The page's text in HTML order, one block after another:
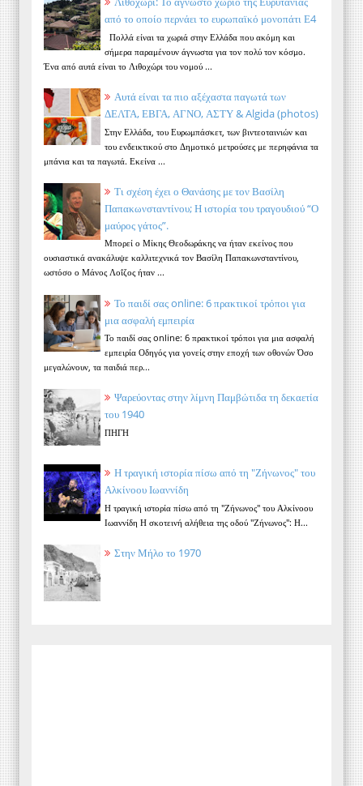
από το οποίο περνάει το ευρωπαϊκό μονοπάτι Ε4
Πολλά είναι τα χωριά στην Ελλάδα που ακόμη και
σήμερα παραμένουν άγνωστα για τον πολύ τον κόσμο.
Ένα από αυτά είναι το Λιθοχώρι του νομού ...
Αυτά είναι τα πιο αξέχαστα παγωτά των
ΔΕΛΤΑ, ΕΒΓΑ, ΑΓΝΟ, ΑΣΤΥ & Algida (photos)
Στην Ελλάδα, του Ευρωμπάσκετ, των βιντεοταινιών και
του ενδεικτικού στο Δημοτικό μετρούσες με περηφάνια τα
μπάνια και τα παγωτά. Εκείνα ...
Τι σχέση έχει ο Θανάσης με τον Βασίλη
Παπακωνσταντίνου; Η ιστορία του τραγουδιού “Ο
μαύρος γάτος”.
Μπορεί ο Μίκης Θεοδωράκης να ήταν εκείνος που
ουσιαστικά ανακάλυψε καλλιτεχνικά τον Βασίλη Παπακωνσταντίνου,
ωστόσο ο Μάνος Λοΐζος ήταν ...
Το παιδί σας online: 6 πρακτικοί τρόποι για
μια ασφαλή εμπειρία
Το παιδί σας online: 6 πρακτικοί τρόποι για μια ασφαλή
εμπειρία Οδηγός για γονείς στην εποχή των οθονών Όσο
μεγαλώνουν, τα παιδιά περ...
Ψαρεύοντας στην λίμνη Παμβώτιδα τη δεκαετία
του 1940
ΠΗΓΗ
Η τραγική ιστορία πίσω από τη "Ζήνωνος" του
Αλκίνοου Ιωαννίδη
Η τραγική ιστορία πίσω από τη "Ζήνωνος" του Αλκίνοου
Ιωαννίδη Η σκοτεινή αλήθεια της οδού "Ζήνωνος": Η...
Στην Μήλο το 1970